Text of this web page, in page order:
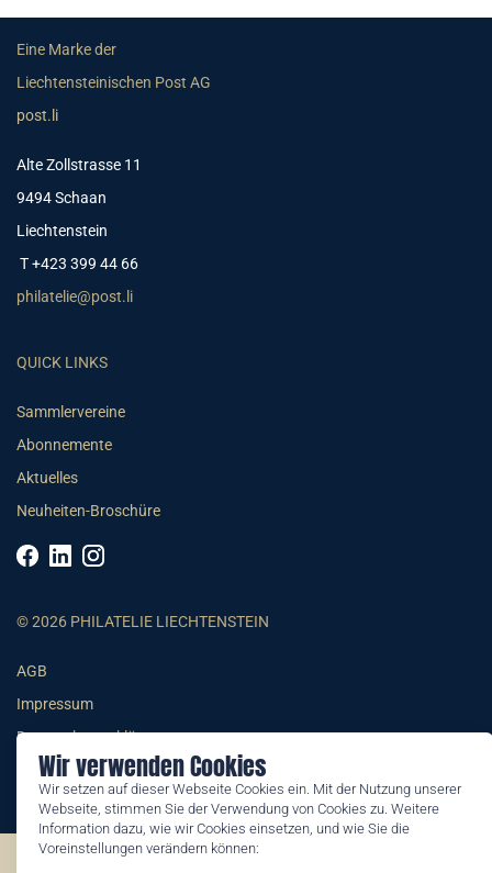
Wir verwenden Cookies
Wir setzen auf dieser Webseite Cookies ein. Mit der Nutzung unserer
Webseite, stimmen Sie der Verwendung von Cookies zu. Weitere
Information dazu, wie wir Cookies einsetzen, und wie Sie die
Voreinstellungen verändern können:
Eine Marke der
Liechtensteinischen Post AG
post.li
Alte Zollstrasse 11
9494 Schaan
Liechtenstein
T +423 399 44 66
philatelie@post.li
QUICK LINKS
Sammlervereine
Abonnemente
Aktuelles
Neuheiten-Broschüre
© 2026 PHILATELIE LIECHTENSTEIN
AGB
Impressum
Datenschutzerklärung